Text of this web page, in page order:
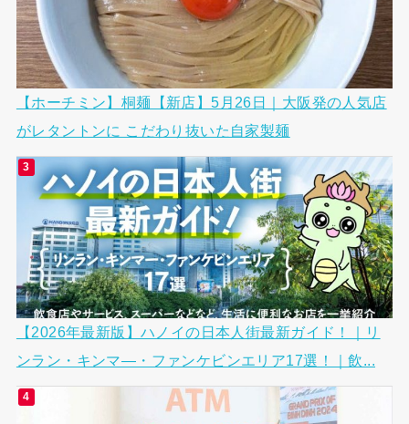
【ホーチミン】桐麺【新店】5月26日｜大阪発の人気店
がレタントンに こだわり抜いた自家製麺
【2026年最新版】ハノイの日本人街最新ガイド！｜リ
ンラン・キンマ―・ファンケビンエリア17選！｜飲...